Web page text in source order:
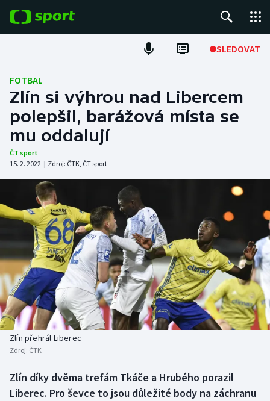
SLEDOVAT
Fotbal
Hokej
Tenis
Atletika
Cyklistika
DALŠÍ SPORTY
Americký fotbal
Baseball a softbal
Basketbal
Biatlon
Box
NEPŘEHLÉDNĚTE
Soutěže
Historické návraty
Aplikace ČT sport
FOTBAL
Zlín si výhrou nad Libercem
polepšil, barážová místa se
mu oddalují
ČT sport
15. 2. 2022 | Zdroj: ČTK, ČT sport
Zlín přehrál Liberec
Zdroj: ČTK
Zlín díky dvěma trefám Tkáče a Hrubého porazil
Liberec. Pro ševce to jsou důležité body na záchranu